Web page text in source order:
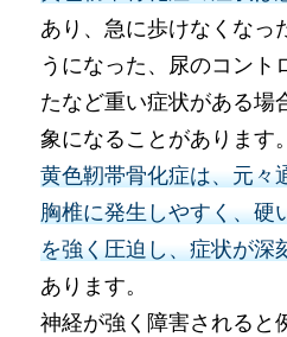
あり、急に歩けなくなっ
うになった、尿のコント
たなど重い症状がある場
象になることがあります。
黄色靭帯骨化症は、元々
胸椎に発生しやすく、硬
を強く圧迫し、症状が深
あります。
神経が強く障害されると